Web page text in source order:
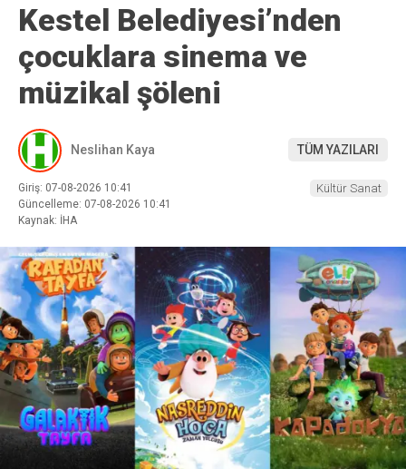
Kestel Belediyesi’nden
çocuklara sinema ve
müzikal şöleni
Neslihan Kaya TÜM YAZILARI
Giriş: 07-08-2026 10:41
Güncelleme: 07-08-2026 10:41
Kaynak: İHA
Kültür Sanat